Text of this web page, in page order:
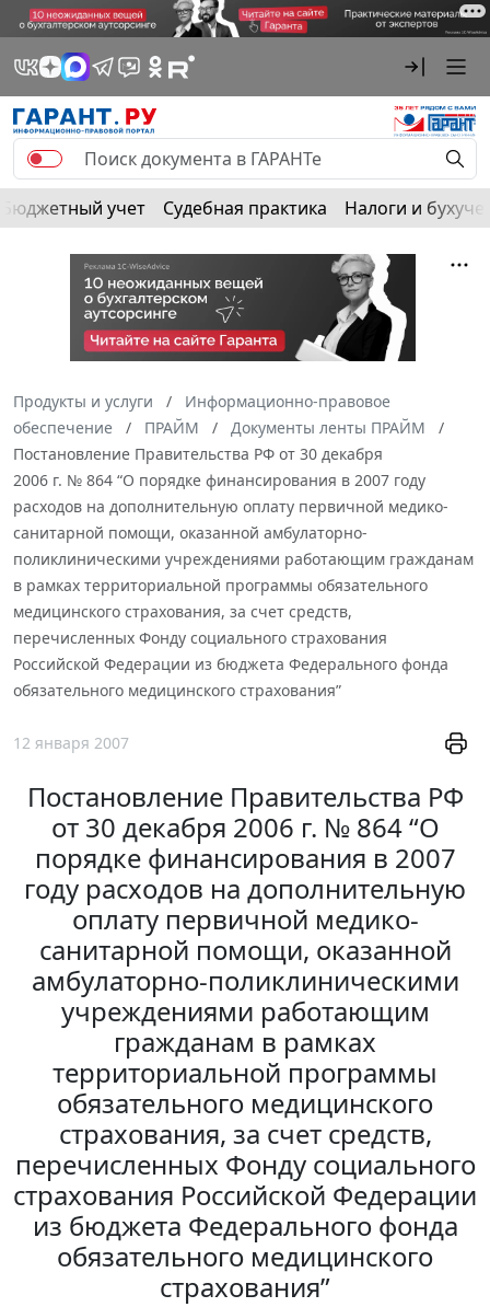
Бюджетный учет Судебная практика Налоги и
Продукты и услуги
Информационно-правовое
обеспечение
ПРАЙМ
Документы ленты ПРАЙМ
Постановление Правительства РФ от 30 декабря
2006 г. № 864 “О порядке финансирования в 2007 году
расходов на дополнительную оплату первичной медико-
санитарной помощи, оказанной амбулаторно-
поликлиническими учреждениями работающим гражданам
в рамках территориальной программы обязательного
медицинского страхования, за счет средств,
перечисленных Фонду социального страхования
Российской Федерации из бюджета Федерального фонда
обязательного медицинского страхования”
12 января 2007
Постановление Правительства РФ
от 30 декабря 2006 г. № 864 “О
порядке финансирования в 2007
году расходов на дополнительную
оплату первичной медико-
санитарной помощи, оказанной
амбулаторно-поликлиническими
учреждениями работающим
гражданам в рамках
территориальной программы
обязательного медицинского
страхования, за счет средств,
перечисленных Фонду социального
страхования Российской Федерации
из бюджета Федерального фонда
обязательного медицинского
страхования”